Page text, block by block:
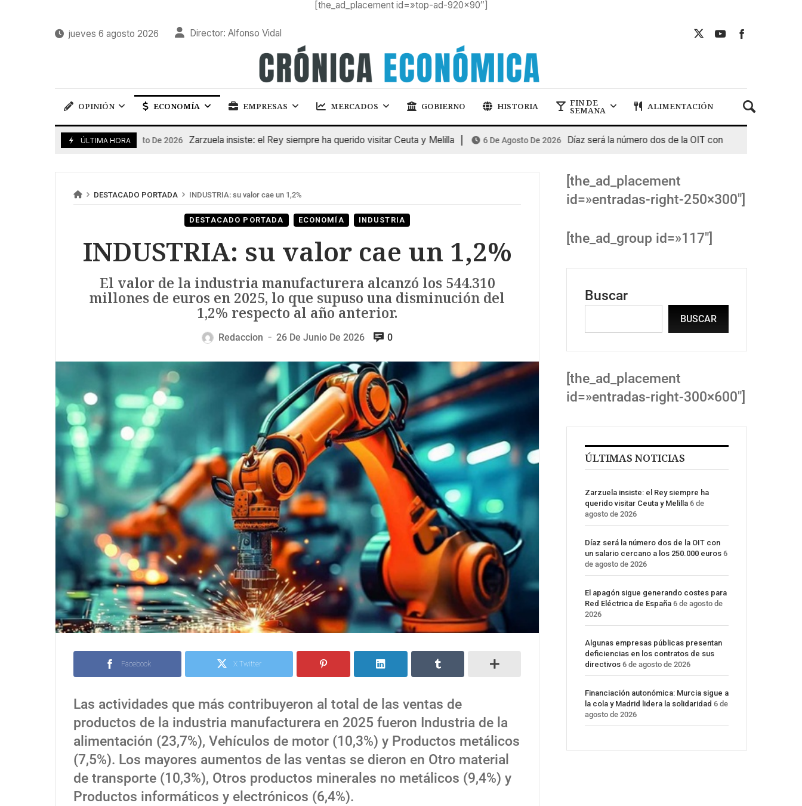
[the_ad_placement id=»top-ad-920×90″]
jueves 6 agosto 2026 Director: Alfonso Vidal
OPINIÓN ECONOMÍA EMPRESAS MERCADOS GOBIERNO HISTORIA FIN DE
SEMANA ALIMENTACIÓN
ÚLTIMA HORA
6 De Agosto De 2026 Zarzuela insiste: el Rey siempre ha querido visitar Ceuta y Melilla 6 De Agosto De 2026 Díaz será la número dos de la OIT con un salario cercano a
DESTACADO PORTADA INDUSTRIA: su valor cae un 1,2%
DESTACADO PORTADA ECONOMÍA INDUSTRIA
INDUSTRIA: su valor cae un 1,2%
El valor de la industria manufacturera alcanzó los 544.310
millones de euros en 2025, lo que supuso una disminución del
1,2% respecto al año anterior.
Redaccion — 26 De Junio De 2026 0
Facebook X Twitter
Las actividades que más contribuyeron al total de las ventas de
productos de la industria manufacturera en 2025 fueron Industria de la
alimentación (23,7%), Vehículos de motor (10,3%) y Productos metálicos
(7,5%). Los mayores aumentos de las ventas se dieron en Otro material
de transporte (10,3%), Otros productos minerales no metálicos (9,4%) y
Productos informáticos y electrónicos (6,4%).
[the_ad_placement
id=»entradas-right-250×300″]
[the_ad_group id=»117″]
Buscar
BUSCAR
[the_ad_placement
id=»entradas-right-300×600″]
ÚLTIMAS NOTICIAS
Zarzuela insiste: el Rey siempre ha
querido visitar Ceuta y Melilla 6 de
agosto de 2026
Díaz será la número dos de la OIT con
un salario cercano a los 250.000 euros 6
de agosto de 2026
El apagón sigue generando costes para
Red Eléctrica de España 6 de agosto de
2026
Algunas empresas públicas presentan
deficiencias en los contratos de sus
directivos 6 de agosto de 2026
Financiación autonómica: Murcia sigue a
la cola y Madrid lidera la solidaridad 6 de
agosto de 2026